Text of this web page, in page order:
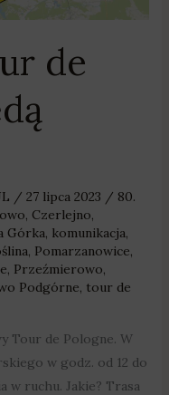
de
/ 27 lipca 2023 / 80.
, Czerlejno,
Górka, komunikacja,
, Pomarzanowice,
, Przeźmierowo,
Podgórne, tour de
Tour de Pologne. W
w godz. od 12 do
w ruchu. Jakie? Trasa